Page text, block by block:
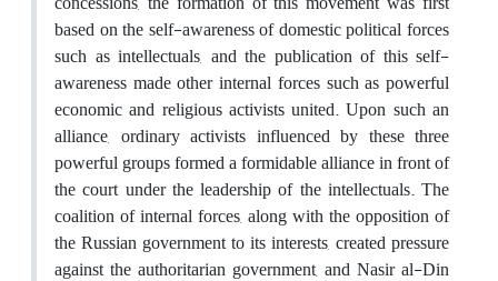
based on the self-awareness of domestic political forces
such as intellectuals, and the publication of this self-
awareness made other internal forces such as powerful
economic and religious activists united. Upon such an
alliance, ordinary activists influenced by these three
powerful groups formed a formidable alliance in front of
the court under the leadership of the intellectuals. The
coalition of internal forces, along with the opposition of
the Russian government to its interests, created pressure
against the authoritarian government, and Nasir al-Din